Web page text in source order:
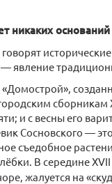
никаких
явление
сборникам
и с весны его
Сосновского —
съедобное
В середине
жалуется на